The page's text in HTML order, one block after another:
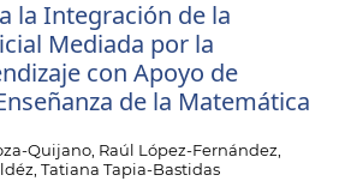
la Integración de la
Mediada por la
con Apoyo de
de la Matemática
Quijano, Raúl López-Fernández,
Tatiana Tapia-Bastidas